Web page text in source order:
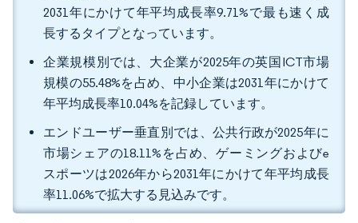
2031年にかけて年平均成長率9.71%で最も速く成
長するタイプとなっています。
企業規模別では、大企業が2025年の英国ICT市場
規模の55.48%を占め、中小企業は2031年にかけて
年平均成長率10.04%を記録しています。
エンドユーザー垂直別では、公共行政が2025年に
市場シェアの18.11%を占め、ゲーミングおよびe
スポーツは2026年から2031年にかけて年平均成長
率11.06%で拡大する見込みです。